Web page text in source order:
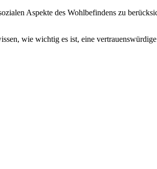
Aspekte des Wohlbefindens zu
wie wichtig es ist, eine